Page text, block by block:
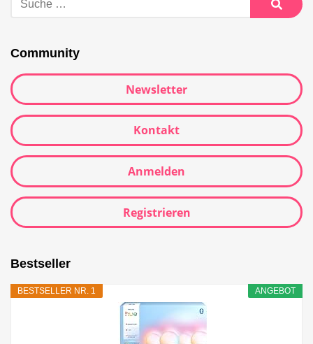
Community
Newsletter
Kontakt
Anmelden
Registrieren
Bestseller
ANGEBOT
BESTSELLER NR. 1